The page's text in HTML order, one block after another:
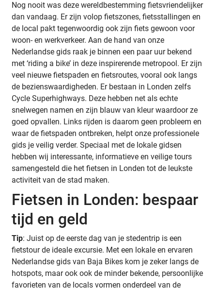
Nog nooit was deze wereldbestemming fietsvriendelijker
dan vandaag. Er zijn volop fietszones, fietsstallingen en
de local pakt tegenwoordig ook zijn fiets gewoon voor
woon- en werkverkeer. Aan de hand van onze
Nederlandse gids raak je binnen een paar uur bekend
met ‘riding a bike’ in deze inspirerende metropool. Er zijn
veel nieuwe fietspaden en fietsroutes, vooral ook langs
de bezienswaardigheden. Er bestaan in Londen zelfs
Cycle Superhighways. Deze hebben net als echte
snelwegen namen en zijn blauw van kleur waardoor ze
goed opvallen. Links rijden is daarom geen probleem en
waar de fietspaden ontbreken, helpt onze professionele
gids je veilig verder. Speciaal met de lokale gidsen
hebben wij interessante, informatieve en veilige tours
samengesteld die het fietsen in Londen tot de leukste
activiteit van de stad maken.
Fietsen in Londen: bespaar
tijd en geld
Tip: Juist op de eerste dag van je stedentrip is een
fietstour de ideale excursie. Met een lokale en ervaren
Nederlandse gids van Baja Bikes kom je zeker langs de
hotspots, maar ook ook de minder bekende, persoonlijke
favorieten van de locals vormen onderdeel van de